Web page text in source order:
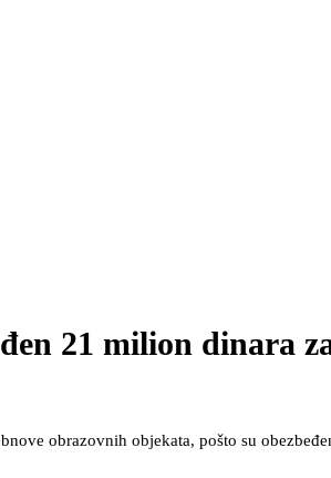
21 milion dinara
obrazovnih objekata, pošto su